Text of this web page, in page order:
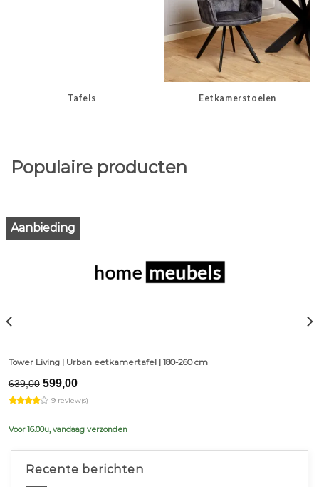
Tafels Eetkamerstoelen
Populaire producten
Aanbieding
Tower Living | Urban eetkamertafel | 180-260 cm
639,00 Original
price
was:
599,00Current
is:
9 review(s)
Voor 16.00u, vandaag verzonden
Recente berichten